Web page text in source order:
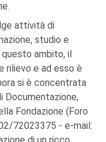
attività di
studio e
ambito, il
rilievo e ad esso è
si è concentrata
Documentazione,
Fondazione (Foro
72023375 - e-mail: